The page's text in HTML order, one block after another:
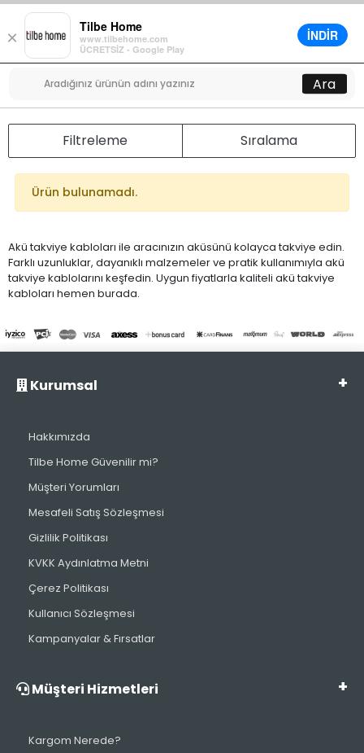
×
Tilbe Home
www.tilbehome.com
ÜCRETSİZ - Google Play
İNDİR
Menü
0
Ara
Filtreleme Sıralama
Ürün bulunamadı.
Akü takviye kabloları ile aracınızın aküsünü kolayca takviye edin.
Farklı uzunluklar, dayanıklı malzemeler ve pratik kullanımıyla akü
takviye kablolarını keşfedin. Uygun fiyatlarla kaliteli akü takviye
kabloları hemen burada.
Kurumsal
Hakkımızda
Tilbe Home Güvenilir mi?
Müşteri Yorumları
Mesafeli Satış Sözleşmesi
Gizlilik Politikası
KVKK Aydınlatma Metni
Çerez Politikası
Kullanıcı Sözleşmesi
Kampanyalar & Fırsatlar
Müşteri Hizmetleri
Kargom Nerede?